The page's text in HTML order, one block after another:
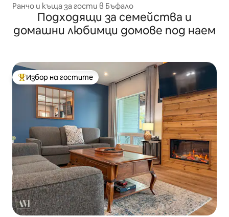
Ранчо и къща за гости в Бъфало
Подходящи за семейства и
домашни любимци домове под наем
Най-популярен избор на гостите
Избор на гостите